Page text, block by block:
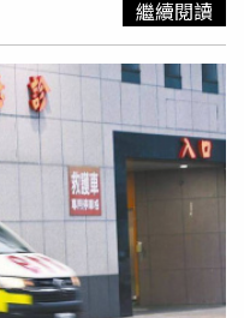
母照顧，最大的夢想是考
表示，因運動會比賽場地
前訓練辛苦，因此5月22
識的同學家，方便隔天參
接力賽冠軍，當晚還開
己接受當地文旅單位採訪
聚餐後早點回去休息，
子最後一次聯繫。事後家
，因此先返回住處休
人前往另一處聚會地點。
繼續閱讀